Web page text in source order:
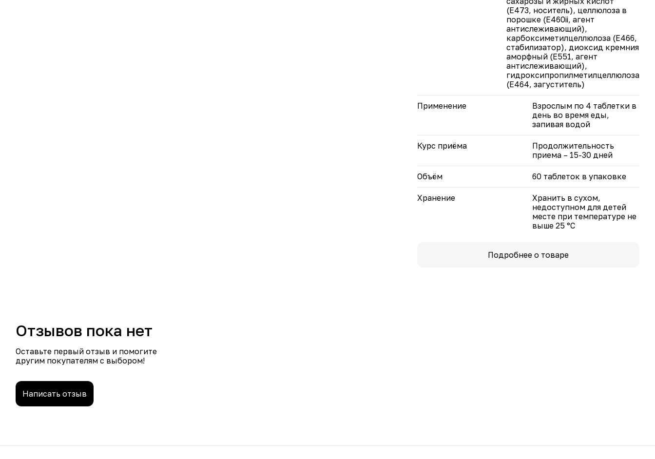
(Е473, носитель), целлюлоза в
порошке (Е460ii, агент
антислеживающий),
карбоксиметилцеллюлоза (Е466,
стабилизатор), диоксид кремния
аморфный (Е551, агент
антислеживающий),
гидроксипропилметилцеллюлоза
(Е464, загуститель)
Применение
Взрослым по 4 таблетки в
день во время еды,
запивая водой
Курс приёма
Продолжительность
приема – 15-30 дней
Объём 60 таблеток в упаковке
Хранение
Хранить в сухом,
недоступном для детей
месте при температуре не
выше 25 °С
Подробнее о товаре
Отзывов пока нет
Оставьте первый отзыв и помогите
другим покупателям с выбором!
Написать отзыв